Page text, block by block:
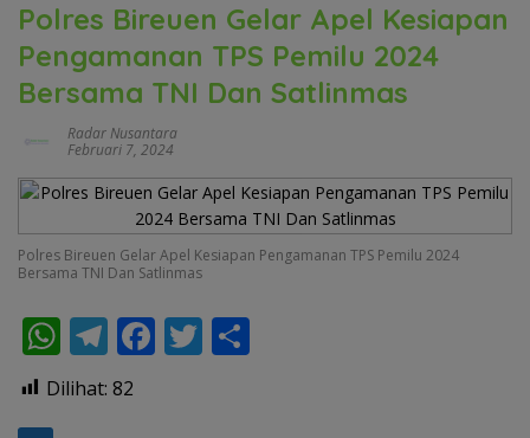
Polres Bireuen Gelar Apel Kesiapan
Pengamanan TPS Pemilu 2024
Bersama TNI Dan Satlinmas
Radar Nusantara
Februari 7, 2024
Polres Bireuen Gelar Apel Kesiapan Pengamanan TPS Pemilu 2024
Bersama TNI Dan Satlinmas
W
h
at
T
el
e
F T
Dilihat: 82